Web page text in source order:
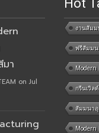
มา
on Jul
Hot
งานสัม
ฟรีสัมม
Modern
กรีนเวิล
สัมมนา